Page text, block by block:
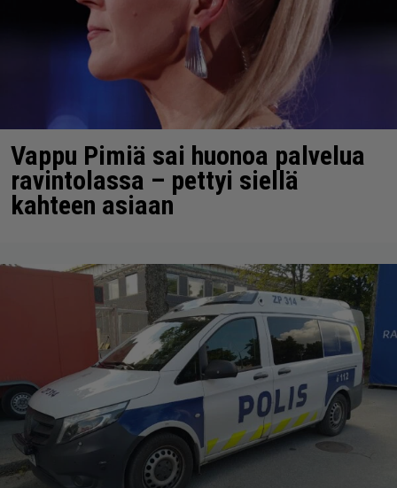
Vappu Pimiä sai huonoa palvelua
ravintolassa – pettyi siellä
kahteen asiaan